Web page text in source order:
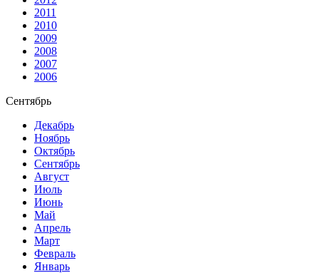
2011
2010
2009
2008
2007
2006
Сентябрь
Декабрь
Ноябрь
Октябрь
Сентябрь
Август
Июль
Июнь
Май
Апрель
Март
Февраль
Январь